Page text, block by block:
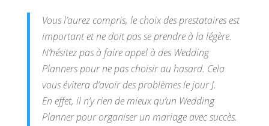
Vous l’aurez compris, le choix des prestataires est
important et ne doit pas se prendre à la légère.
N’hésitez pas à faire appel à des Wedding
Planners pour ne pas choisir au hasard. Cela
vous évitera d’avoir des problèmes le jour J.
En effet, il n’y rien de mieux qu’un Wedding
Planner pour organiser un mariage avec succès.